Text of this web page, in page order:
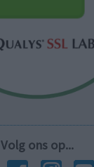
Volg ons op...